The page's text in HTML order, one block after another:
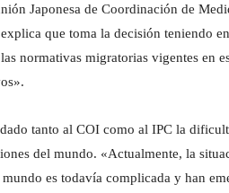
Japonesa de Coordinación de
que toma la decisión teniendo
normativas migratorias vigentes en
tanto al COI como al IPC la
del mundo. «Actualmente, la
es todavía complicada y han